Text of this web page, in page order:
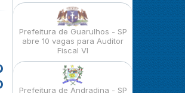
Prefeitura de Guarulhos - SP
abre 10 vagas para Auditor
Fiscal VI
Prefeitura de Andradina - SP